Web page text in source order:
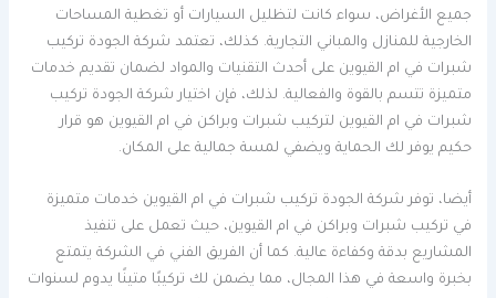
جميع الأغراض، سواء كانت لتظليل السيارات أو تغطية المساحات
الخارجية للمنازل والمباني التجارية. كذلك، تعتمد شركة الجودة تركيب
شبرات في ام القيوين على أحدث التقنيات والمواد لضمان تقديم خدمات
متميزة تتسم بالقوة والفعالية. لذلك، فإن اختيار شركة الجودة تركيب
شبرات في ام القيوين لتركيب شبرات وبراكن في ام القيوين هو قرار
حكيم يوفر لك الحماية ويضفي لمسة جمالية على المكان.
أيضا، توفر شركة الجودة تركيب شبرات في ام القيوين خدمات متميزة
في تركيب شبرات وبراكن في ام القيوين، حيث تعمل على تنفيذ
المشاريع بدقة وكفاءة عالية. كما أن الفريق الفني في الشركة يتمتع
بخبرة واسعة في هذا المجال، مما يضمن لك تركيبًا متينًا يدوم لسنوات